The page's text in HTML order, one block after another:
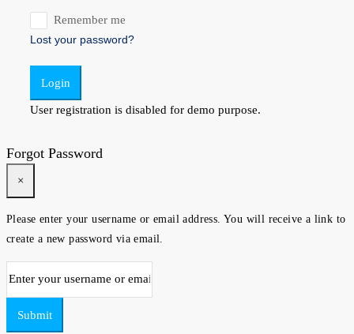
Remember me
Lost your password?
Login
User registration is disabled for demo purpose.
Forgot Password
×
Please enter your username or email address. You will receive a link to
create a new password via email.
Submit